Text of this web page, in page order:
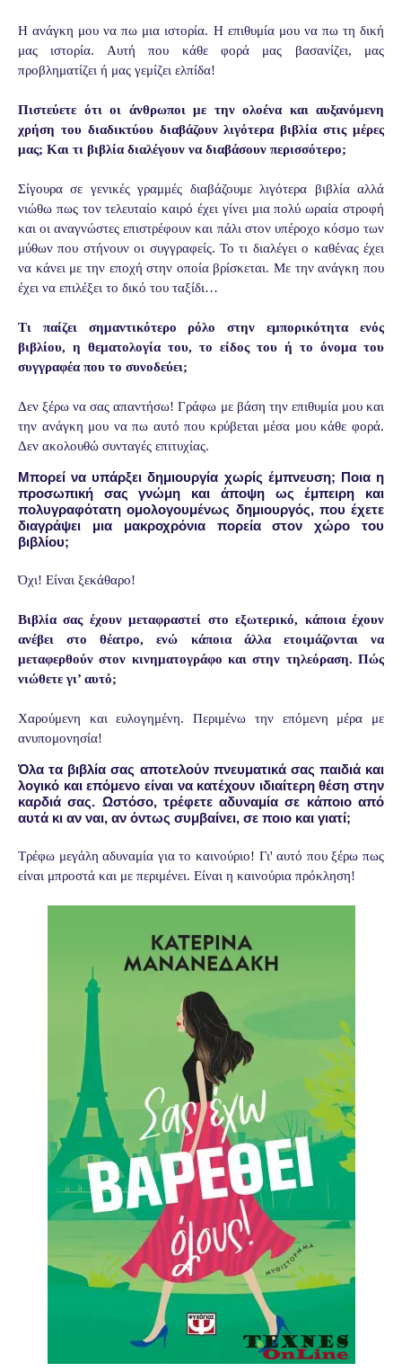
Η ανάγκη μου να πω μια ιστορία. Η επιθυμία μου να πω τη δική
μας ιστορία. Αυτή που κάθε φορά μας βασανίζει, μας
προβληματίζει ή μας γεμίζει ελπίδα!
Πιστεύετε ότι οι άνθρωποι με την ολοένα και αυξανόμενη
χρήση του διαδικτύου διαβάζουν λιγότερα βιβλία στις μέρες
μας; Και τι βιβλία διαλέγουν να διαβάσουν περισσότερο;
Σίγουρα σε γενικές γραμμές διαβάζουμε λιγότερα βιβλία αλλά
νιώθω πως τον τελευταίο καιρό έχει γίνει μια πολύ ωραία στροφή
και οι αναγνώστες επιστρέφουν και πάλι στον υπέροχο κόσμο των
μύθων που στήνουν οι συγγραφείς. Το τι διαλέγει ο καθένας έχει
να κάνει με την εποχή στην οποία βρίσκεται. Με την ανάγκη που
έχει να επιλέξει το δικό του ταξίδι…
Τι παίζει σημαντικότερο ρόλο στην εμπορικότητα ενός
βιβλίου, η θεματολογία του, το είδος του ή το όνομα του
συγγραφέα που το συνοδεύει;
Δεν ξέρω να σας απαντήσω! Γράφω με βάση την επιθυμία μου και
την ανάγκη μου να πω αυτό που κρύβεται μέσα μου κάθε φορά.
Δεν ακολουθώ συνταγές επιτυχίας.
Μπορεί να υπάρξει δημιουργία χωρίς έμπνευση; Ποια η
προσωπική σας γνώμη και άποψη ως έμπειρη και
πολυγραφότατη ομολογουμένως δημιουργός, που έχετε
διαγράψει μια μακροχρόνια πορεία στον χώρο του
βιβλίου;
Όχι! Είναι ξεκάθαρο!
Βιβλία σας έχουν μεταφραστεί στο εξωτερικό, κάποια έχουν
ανέβει στο θέατρο, ενώ κάποια άλλα ετοιμάζονται να
μεταφερθούν στον κινηματογράφο και στην τηλεόραση. Πώς
νιώθετε γι’ αυτό;
Χαρούμενη και ευλογημένη. Περιμένω την επόμενη μέρα με
ανυπομονησία!
Όλα τα βιβλία σας αποτελούν πνευματικά σας παιδιά και
λογικό και επόμενο είναι να κατέχουν ιδιαίτερη θέση στην
καρδιά σας. Ωστόσο, τρέφετε αδυναμία σε κάποιο από
αυτά κι αν ναι, αν όντως συμβαίνει, σε ποιο και γιατί;
Τρέφω μεγάλη αδυναμία για το καινούριο! Γι' αυτό που ξέρω πως
είναι μπροστά και με περιμένει. Είναι η καινούρια πρόκληση!